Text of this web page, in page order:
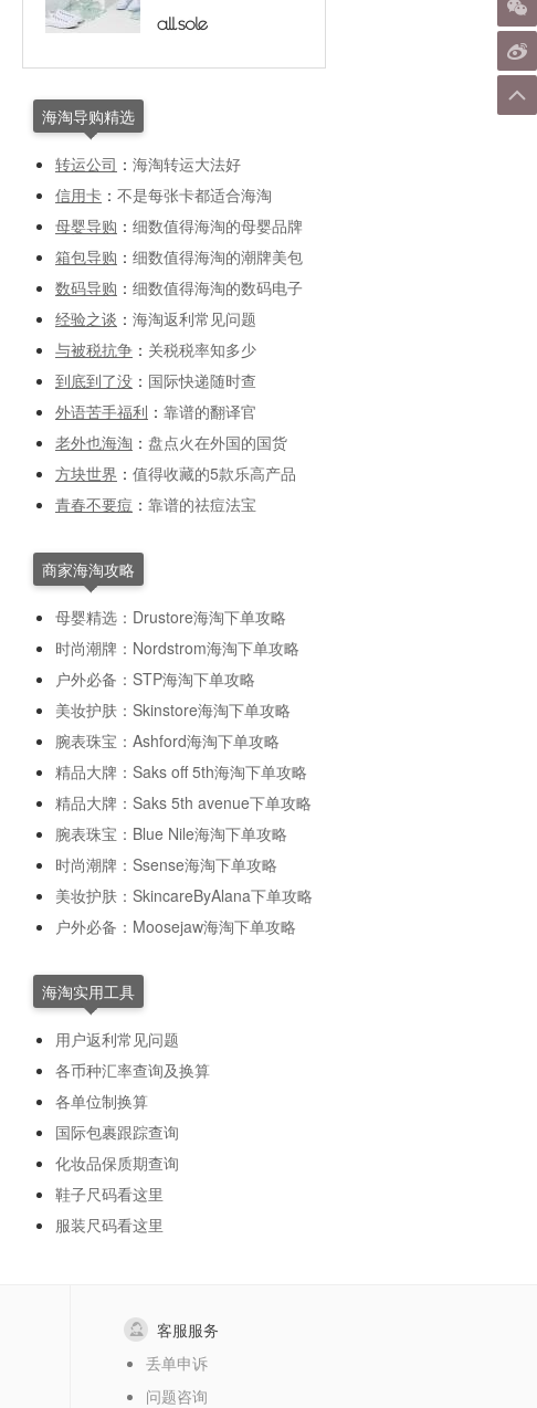
海淘导购精选
转运公司 ： 海淘转运大法好
信用卡 ： 不是每张卡都适合海淘
母婴导购 ： 细数值得海淘的母婴品牌
箱包导购 ： 细数值得海淘的潮牌美包
数码导购 ： 细数值得海淘的数码电子
经验之谈 ： 海淘返利常见问题
与被税抗争 ： 关税税率知多少
到底到了没 ： 国际快递随时查
外语苦手福利 ： 靠谱的翻译官
老外也海淘 ： 盘点火在外国的国货
方块世界 ： 值得收藏的5款乐高产品
青春不要痘 ： 靠谱的祛痘法宝
商家海淘攻略
母婴精选：Drustore海淘下单攻略
时尚潮牌：Nordstrom海淘下单攻略
户外必备：STP海淘下单攻略
美妆护肤：Skinstore海淘下单攻略
腕表珠宝：Ashford海淘下单攻略
精品大牌：Saks off 5th海淘下单攻略
精品大牌：Saks 5th avenue下单攻略
腕表珠宝：Blue Nile海淘下单攻略
时尚潮牌：Ssense海淘下单攻略
美妆护肤：SkincareByAlana下单攻略
户外必备：Moosejaw海淘下单攻略
海淘实用工具
用户返利常见问题
各币种汇率查询及换算
各单位制换算
国际包裹跟踪查询
化妆品保质期查询
鞋子尺码看这里
服装尺码看这里
客服服务
丢单申诉
问题咨询